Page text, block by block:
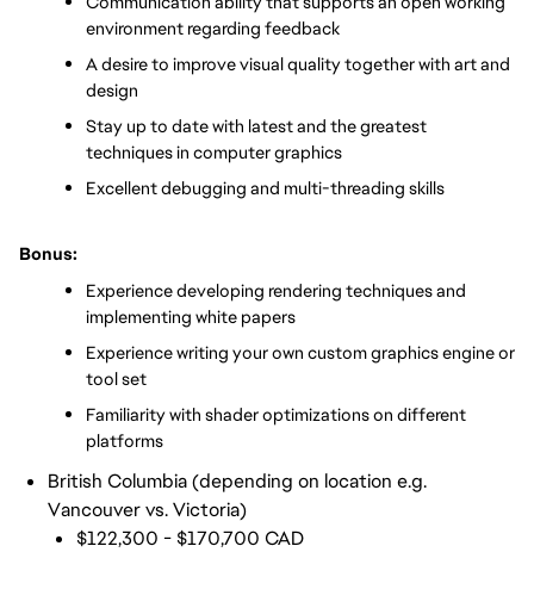
environment regarding feedback
A desire to improve visual quality together with art and
design
Stay up to date with latest and the greatest
techniques in computer graphics
Excellent debugging and multi-threading skills
Bonus:
Experience developing rendering techniques and
implementing white papers
Experience writing your own custom graphics engine or
tool set
Familiarity with shader optimizations on different
platforms
British Columbia (depending on location e.g.
Vancouver vs. Victoria)
$122,300 - $170,700 CAD